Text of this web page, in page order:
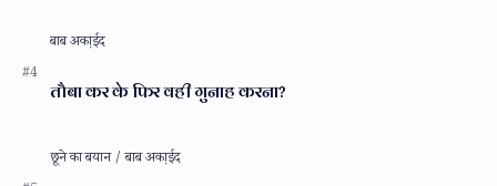
तौबा कर के फिर वही गुनाह करना?